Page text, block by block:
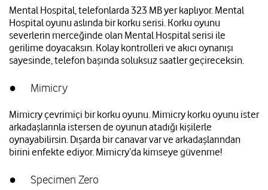
Mental Hospital, telefonlarda 323 MB yer kaplıyor. Mental
Hospital oyunu aslında bir korku serisi. Korku oyunu
severlerin merceğinde olan Mental Hospital serisi ile
gerilime doyacaksın. Kolay kontrolleri ve akıcı oynanışı
sayesinde, telefon başında soluksuz saatler geçireceksin.
● Mimicry
Mimicry çevrimiçi bir korku oyunu. Mimicry korku oyunu ister
arkadaşlarınla istersen de oyunun atadığı kişilerle
oynayabilirsin. Dışarda bir canavar var ve arkadaşlarından
birini enfekte ediyor. Mimicry’da kimseye güvenme!
● Specimen Zero